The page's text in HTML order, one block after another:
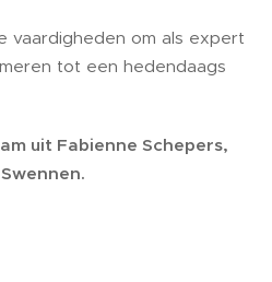
vaardigheden om als expert
tot een hedendaags
uit Fabienne Schepers,